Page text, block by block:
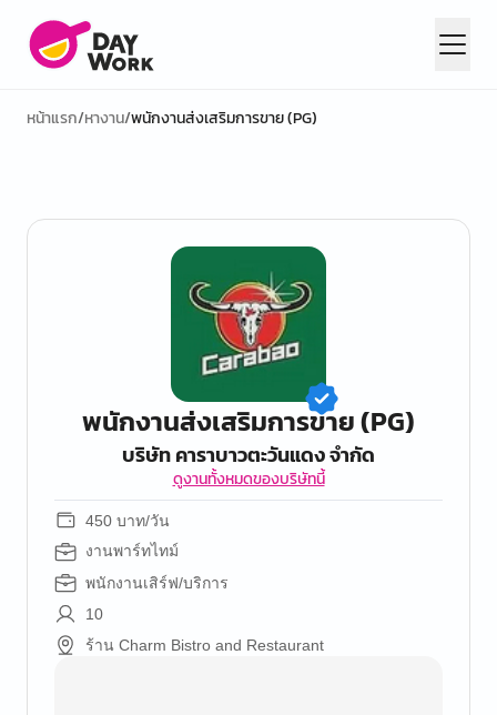
หน้าแรก/หางาน/พนักงานส่งเสริมการขาย (PG)
พนักงานส่งเสริมการขาย (PG)
บริษัท คาราบาวตะวันแดง จำกัด
ดูงานทั้งหมดของบริษัทนี้
450 บาท/วัน
งานพาร์ทไทม์
พนักงานเสิร์ฟ/บริการ
10
ร้าน Charm Bistro and Restaurant